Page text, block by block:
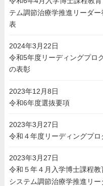
テム調節治療学推進リーダ
表
2024年3月22日
令和5年度リーディングプロ
の表彰
2023年12月8日
令和6年度選抜要項
2023年3月27日
令和４年度リーディングプロ
2023年3月27日
令和５年４月入学博士課程
システム調節治療学推進リ